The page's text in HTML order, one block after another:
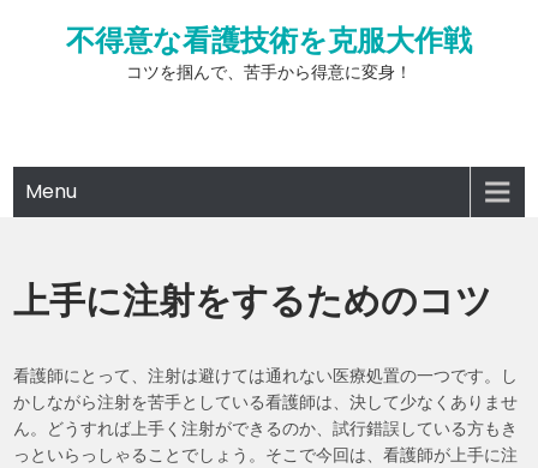
不得意な看護技術を克服大作戦
コツを掴んで、苦手から得意に変身！
Menu
上手に注射をするためのコツ
看護師にとって、注射は避けては通れない医療処置の一つです。し
かしながら注射を苦手としている看護師は、決して少なくありませ
ん。どうすれば上手く注射ができるのか、試行錯誤している方もき
っといらっしゃることでしょう。そこで今回は、看護師が上手に注